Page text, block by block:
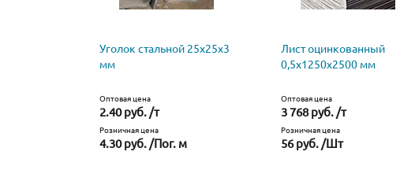
Уголок стальной 25х25х3
мм
Оптовая цена
2.40 руб. /т
Розничная цена
4.30 руб. /Пог. м
Лист оцинкованный
0,5х1250х2500 мм
Оптовая цена
3 768 руб. /т
Розничная цена
56 руб. /Шт